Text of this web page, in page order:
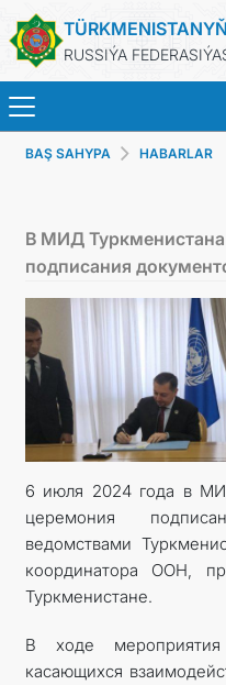
RUSSIÝA
BAŞ SAHYPA HABARLAR
В МИД
подписания
6 июля 2024 года в
церемония
ведомствами
координатора ООН,
Туркменистане.
В ходе
касающихся